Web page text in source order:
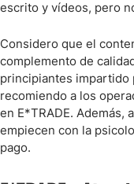
escrito y vídeos, pero
Considero que el
complemento de
principiantes impartido
recomiendo a los
en E*TRADE. Además,
empiecen con la
pago.